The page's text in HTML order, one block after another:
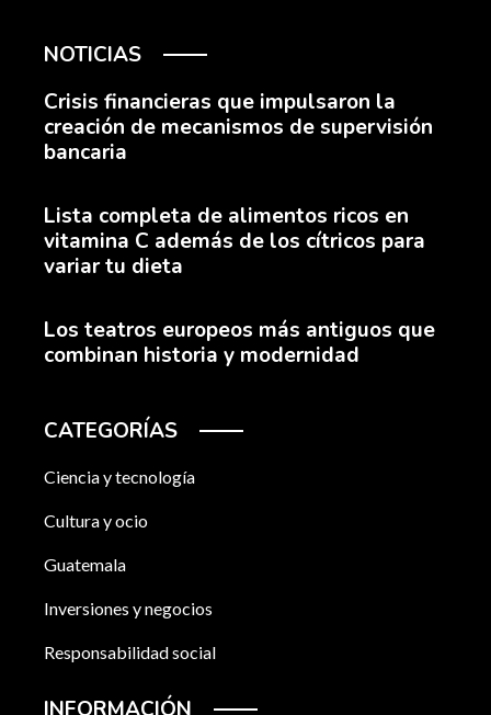
NOTICIAS
Crisis financieras que impulsaron la
creación de mecanismos de supervisión
bancaria
Lista completa de alimentos ricos en
vitamina C además de los cítricos para
variar tu dieta
Los teatros europeos más antiguos que
combinan historia y modernidad
CATEGORÍAS
Ciencia y tecnología
Cultura y ocio
Guatemala
Inversiones y negocios
Responsabilidad social